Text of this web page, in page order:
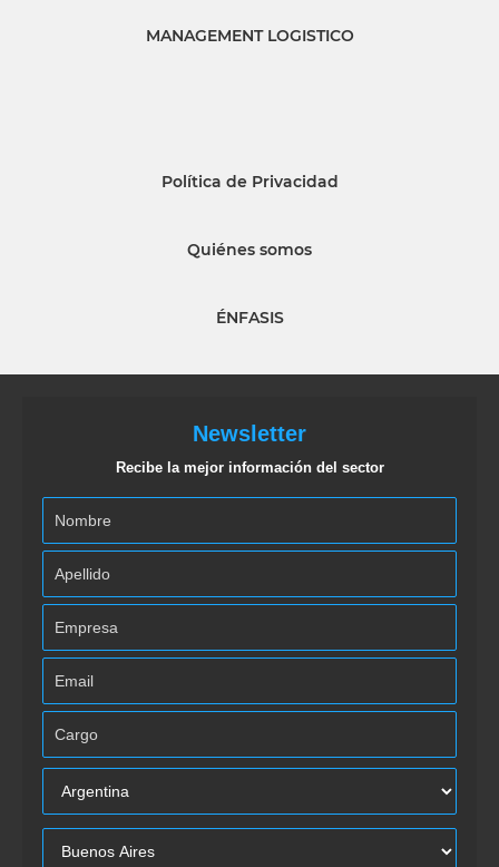
MANAGEMENT LOGISTICO
Política de Privacidad
Quiénes somos
ÉNFASIS
Newsletter
Recibe la mejor información del sector